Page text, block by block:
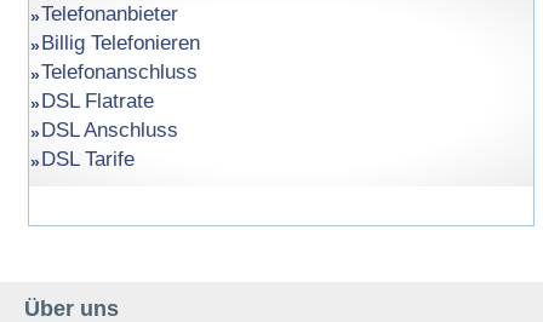
Telefonanbieter
Billig Telefonieren
Telefonanschluss
DSL Flatrate
DSL Anschluss
DSL Tarife
Über uns